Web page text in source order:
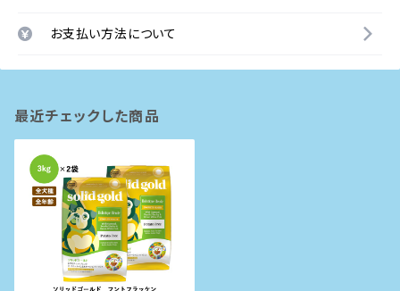
お支払い方法について
最近チェックした商品